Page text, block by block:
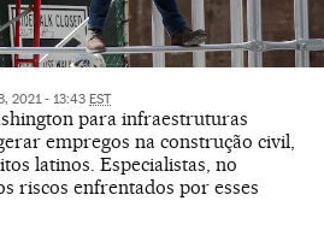
2021 - 13:43 EST
para infraestruturas
empregos na construção civil,
latinos. Especialistas, no
riscos enfrentados por esses